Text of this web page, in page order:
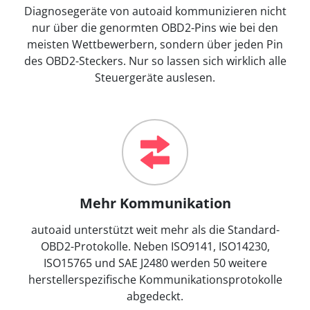
Diagnosegeräte von autoaid kommunizieren nicht
nur über die genormten OBD2-Pins wie bei den
meisten Wettbewerbern, sondern über jeden Pin
des OBD2-Steckers. Nur so lassen sich wirklich alle
Steuergeräte auslesen.
Mehr Kommunikation
autoaid unterstützt weit mehr als die Standard-
OBD2-Protokolle. Neben ISO9141, ISO14230,
ISO15765 und SAE J2480 werden 50 weitere
herstellerspezifische Kommunikationsprotokolle
abgedeckt.